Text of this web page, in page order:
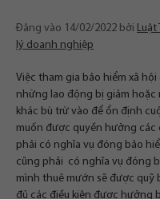
Đăng vào 14/02/2022 bởi Luật
lý doanh nghiệp
Việc tham gia bảo hiểm xã
những lao động bị giảm
khác bù trừ vào để ổn định
muốn được quyền hưởng các
phải có nghĩa vụ đóng bảo
cũng phải có nghĩa vụ đóng
mình thuê mướn sẽ được quỹ
đủ các điều kiện được hưởng